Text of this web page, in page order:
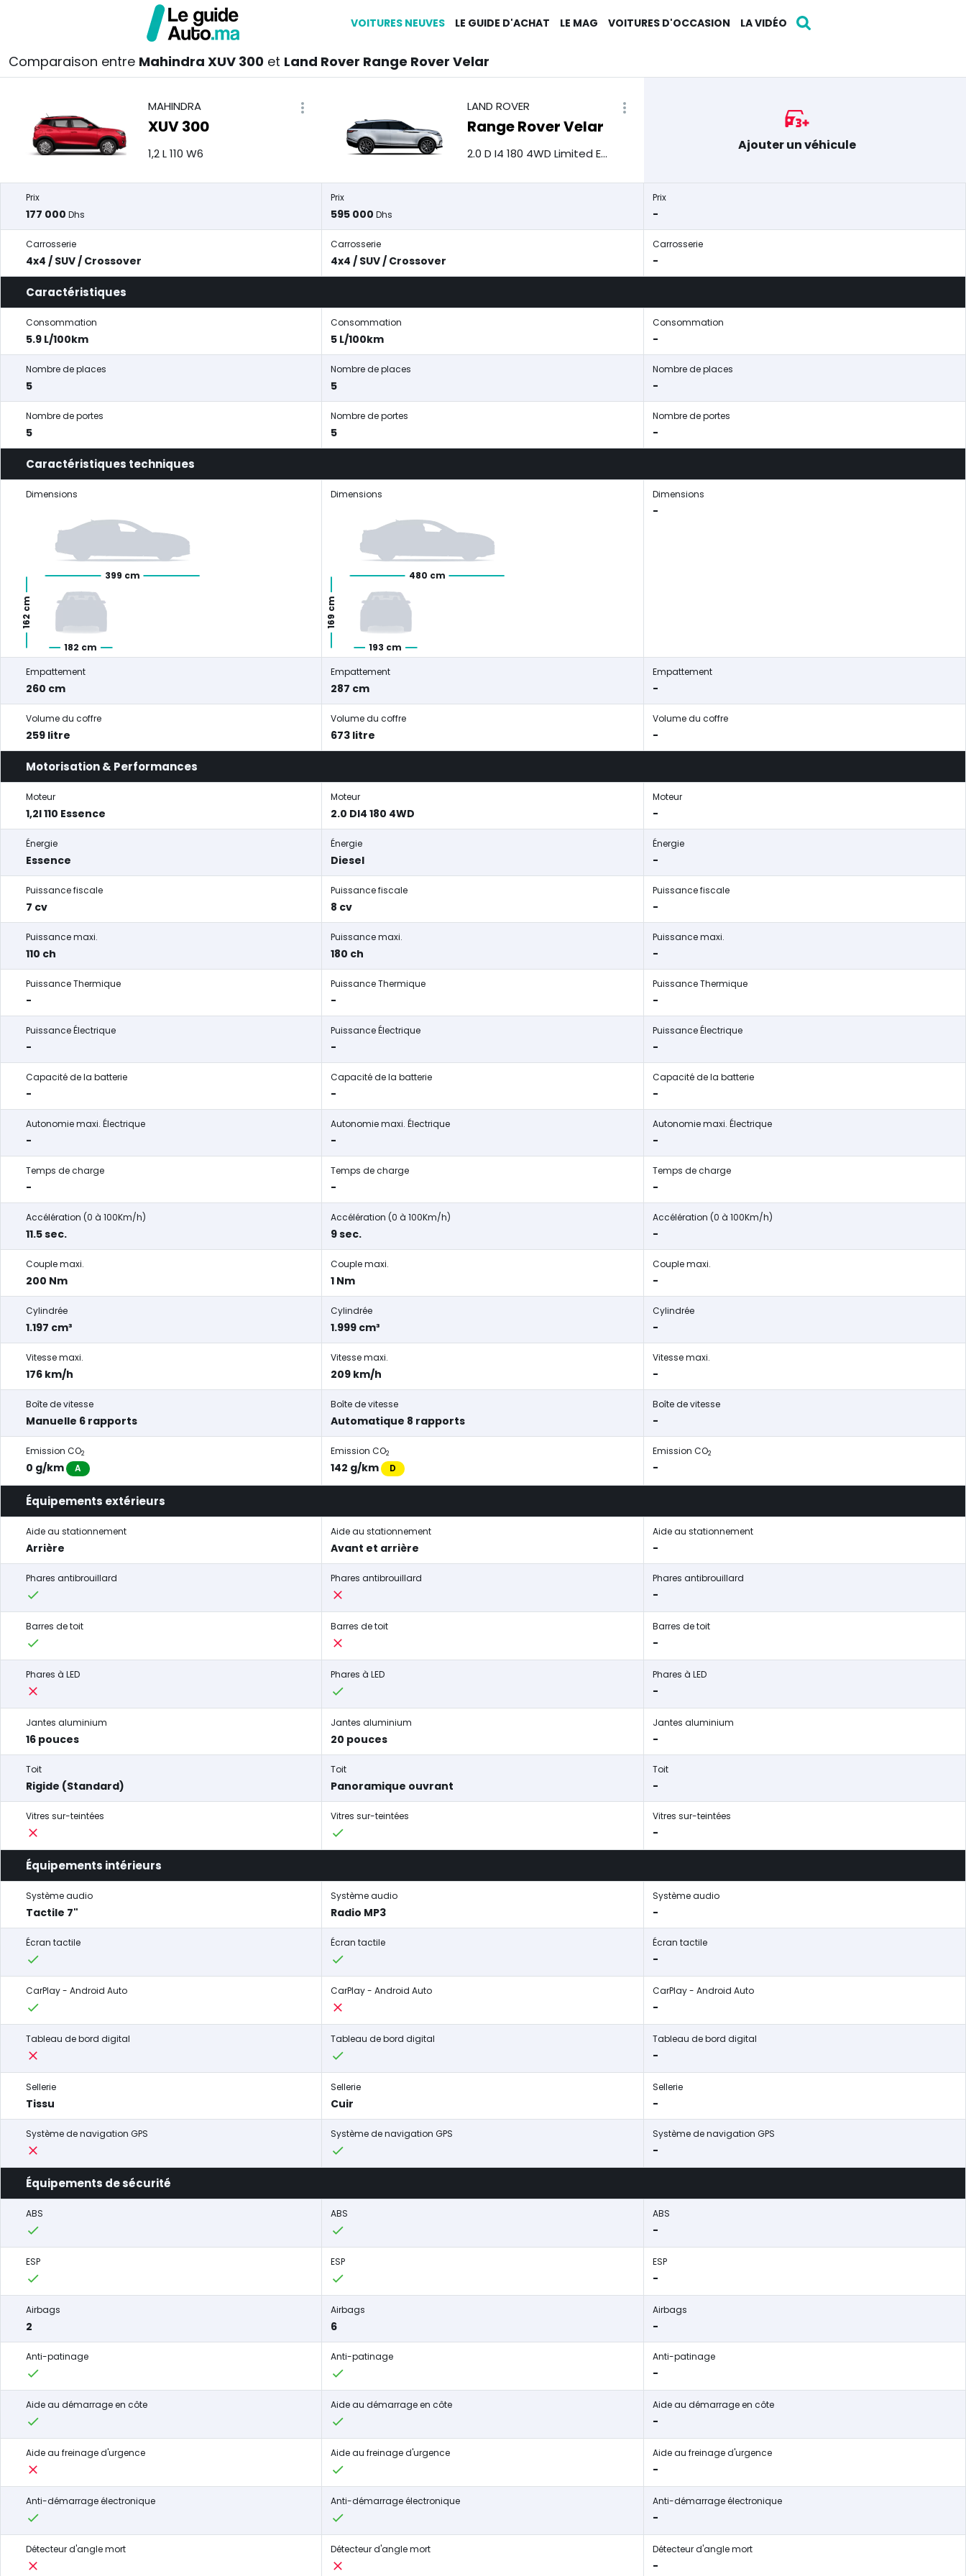
VOITURES NEUVES LE GUIDE D'ACHAT LE MAG VOITURES D'OCCASION LA VIDÉO
Comparaison entre Mahindra XUV 300 et Land Rover Range Rover Velar
MAHINDRA
XUV 300
1,2 L 110 W6
LAND ROVER
Range Rover Velar
2.0 D I4 180 4WD Limited Edition
Ajouter un véhicule
Prix
177 000 Dhs
Prix
595 000 Dhs
Prix
-
Carrosserie
4x4 / SUV / Crossover
Carrosserie
4x4 / SUV / Crossover
Carrosserie
-
Caractéristiques
Consommation
5.9 L/100km
Consommation
5 L/100km
Consommation
-
Nombre de places
5
Nombre de places
5
Nombre de places
-
Nombre de portes
5
Nombre de portes
5
Nombre de portes
-
Caractéristiques techniques
Dimensions
399 cm
182 cm
162 cm
Dimensions
480 cm
193 cm
169 cm
Dimensions
-
Empattement
260 cm
Empattement
287 cm
Empattement
-
Volume du coffre
259 litre
Volume du coffre
673 litre
Volume du coffre
-
Motorisation & Performances
Moteur
1,2l 110 Essence
Moteur
2.0 DI4 180 4WD
Moteur
-
Énergie
Essence
Énergie
Diesel
Énergie
-
Puissance fiscale
7 cv
Puissance fiscale
8 cv
Puissance fiscale
-
Puissance maxi.
110 ch
Puissance maxi.
180 ch
Puissance maxi.
-
Puissance Thermique
-
Puissance Thermique
-
Puissance Thermique
-
Puissance Électrique
-
Puissance Électrique
-
Puissance Électrique
-
Capacité de la batterie
-
Capacité de la batterie
-
Capacité de la batterie
-
Autonomie maxi. Électrique
-
Autonomie maxi. Électrique
-
Autonomie maxi. Électrique
-
Temps de charge
-
Temps de charge
-
Temps de charge
-
Accélération (0 à 100Km/h)
11.5 sec.
Accélération (0 à 100Km/h)
9 sec.
Accélération (0 à 100Km/h)
-
Couple maxi.
200 Nm
Couple maxi.
1 Nm
Couple maxi.
-
Cylindrée
1.197 cm³
Cylindrée
1.999 cm³
Cylindrée
-
Vitesse maxi.
176 km/h
Vitesse maxi.
209 km/h
Vitesse maxi.
-
Boîte de vitesse
Manuelle 6 rapports
Boîte de vitesse
Automatique 8 rapports
Boîte de vitesse
-
Emission CO2
0 g/km A
Emission CO2
142 g/km D
Emission CO2
-
Équipements extérieurs
Aide au stationnement
Arrière
Aide au stationnement
Avant et arrière
Aide au stationnement
-
Phares antibrouillard Phares antibrouillard Phares antibrouillard
-
Barres de toit Barres de toit Barres de toit
-
Phares à LED Phares à LED Phares à LED
-
Jantes aluminium
16 pouces
Jantes aluminium
20 pouces
Jantes aluminium
-
Toit
Rigide (Standard)
Toit
Panoramique ouvrant
Toit
-
Vitres sur-teintées Vitres sur-teintées Vitres sur-teintées
-
Équipements intérieurs
Système audio
Tactile 7"
Système audio
Radio MP3
Système audio
-
Écran tactile Écran tactile Écran tactile
-
CarPlay - Android Auto CarPlay - Android Auto CarPlay - Android Auto
-
Tableau de bord digital Tableau de bord digital Tableau de bord digital
-
Sellerie
Tissu
Sellerie
Cuir
Sellerie
-
Système de navigation GPS Système de navigation GPS Système de navigation GPS
-
Équipements de sécurité
ABS ABS ABS
-
ESP ESP ESP
-
Airbags
2
Airbags
6
Airbags
-
Anti-patinage Anti-patinage Anti-patinage
-
Aide au démarrage en côte Aide au démarrage en côte Aide au démarrage en côte
-
Aide au freinage d'urgence Aide au freinage d'urgence Aide au freinage d'urgence
-
Anti-démarrage électronique Anti-démarrage électronique Anti-démarrage électronique
-
Détecteur d'angle mort Détecteur d'angle mort Détecteur d'angle mort
-